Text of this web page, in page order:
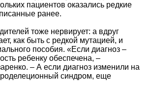
пациентов оказались редкие
ранее.
тоже нервирует: а вдруг
как быть с редкой мутацией, и
пособия. «Если диагноз –
ребенку обеспечена, –
– А если диагноз изменили на
синдром, еще